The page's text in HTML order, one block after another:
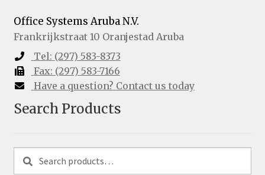
Office Systems Aruba N.V.
Frankrijkstraat 10 Oranjestad Aruba
Tel: (297) 583-8373
Fax: (297) 583-7166
Have a question? Contact us today
Search Products
for:
Search